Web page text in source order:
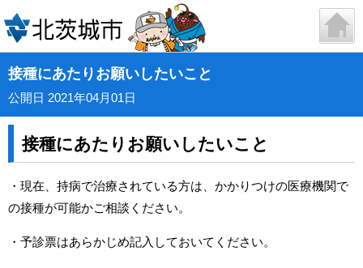
接種にあたりお願いしたいこと
公開日 2021年04月01日
接種にあたりお願いしたいこと
・現在、持病で治療されている方は、かかりつけの医療機関で
の接種が可能かご相談ください。
・予診票はあらかじめ記入しておいてください。